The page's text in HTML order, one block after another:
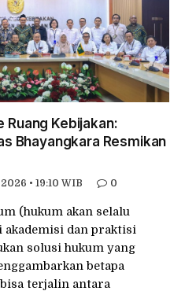
Ruang Kebijakan:
Bhayangkara Resmikan
• 19:10 WIB 0
(hukum akan selalu
akademisi dan praktisi
solusi hukum yang
betapa
terjalin antara